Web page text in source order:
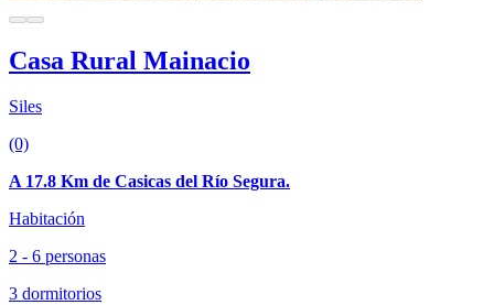
Casa Rural Mainacio
Siles
(0)
A 17.8 Km de Casicas del Río Segura.
Habitación
2 - 6 personas
3 dormitorios